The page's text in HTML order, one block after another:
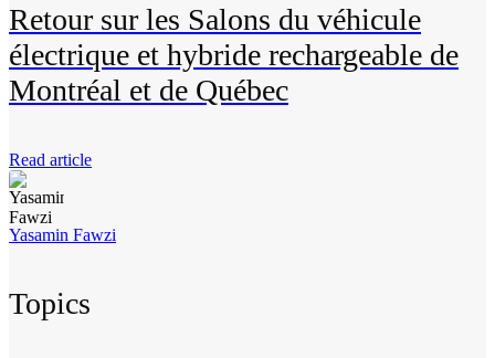
Retour sur les Salons du véhicule
électrique et hybride rechargeable de
Montréal et de Québec
Read article
Yasamin Fawzi
Topics